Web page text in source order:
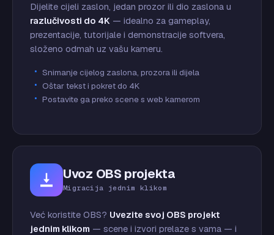
Dijelite cijeli zaslon, jedan prozor ili dio zaslona u
razlučivosti do 4K — idealno za gameplay,
prezentacije, tutorijale i demonstracije softvera,
složeno odmah uz vašu kameru.
Snimanje cijelog zaslona, prozora ili dijela
Oštar tekst i pokret do 4K
Postavite ga preko scene s web kamerom
Uvoz OBS projekta
Migracija jednim klikom
Već koristite OBS? Uvezite svoj OBS projekt
jednim klikom — scene i izvori prelaze s vama — i